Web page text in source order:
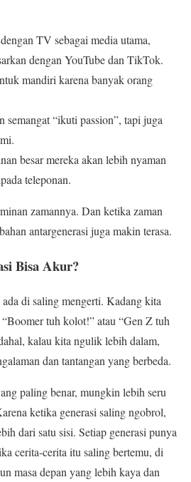
TV sebagai media utama,
dengan YouTube dan TikTok.
mandiri karena banyak orang
semangat “ikuti passion”, tapi juga
besar mereka akan lebih nyaman
teleponan.
zamannya. Dan ketika zaman
antargenerasi juga makin terasa.
Bisa Akur?
di saling mengerti. Kadang kita
tuh kolot!” atau “Gen Z tuh
kalau kita ngulik lebih dalam,
dan tantangan yang berbeda.
paling benar, mungkin lebih seru
ketika generasi saling ngobrol,
dari satu sisi. Setiap generasi punya
cerita-cerita itu saling bertemu, di
masa depan yang lebih kaya dan